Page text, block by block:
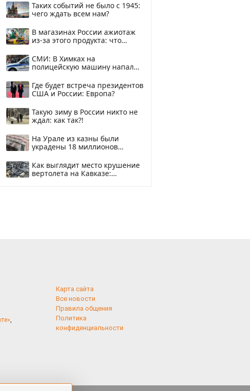
Таких событий не было с 1945:
чего ждать всем нам?
В магазинах России ажиотаж
из-за этого продукта: что
СМИ: В Химках на
полицейскую машину напали
Где будет встреча президентов
США и России: Европа?
Такую зиму в России никто не
ждал: как так?!
На Урале из казны были
украдены 18 миллионов
Как выглядит место крушение
вертолета на Кавказе:
,
Карта сайта
Все новости
Правила общения
Политика
конфиденциальности
применяются